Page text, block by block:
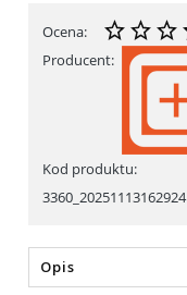
Ocena:
Producent:
Kod produktu:
3360_20251113162924
Opis